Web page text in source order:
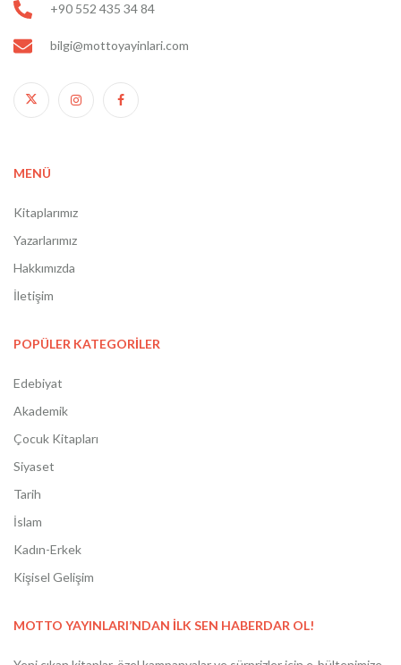
+90 552 435 34 84
bilgi@mottoyayinlari.com
MENÜ
Kitaplarımız
Yazarlarımız
Hakkımızda
İletişim
POPÜLER KATEGORİLER
Edebiyat
Akademik
Çocuk Kitapları
Siyaset
Tarih
İslam
Kadın-Erkek
Kişisel Gelişim
MOTTO YAYINLARI’NDAN İLK SEN HABERDAR OL!